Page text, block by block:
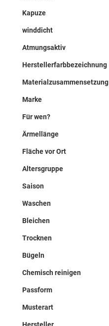
Kapuze
winddicht
Atmungsaktiv
Herstellerfarbbezeichnung
Materialzusammensetzung
Marke
Für wen?
Ärmellänge
Fläche vor Ort
Altersgruppe
Saison
Waschen
Bleichen
Trocknen
Bügeln
Chemisch reinigen
Passform
Musterart